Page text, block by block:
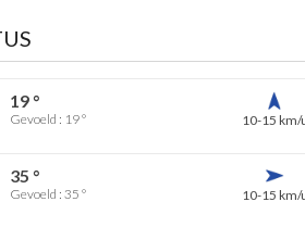
19 °
Gevoeld : 19 ° 10-15 km/
35 °
Gevoeld : 35 ° 10-15 km/